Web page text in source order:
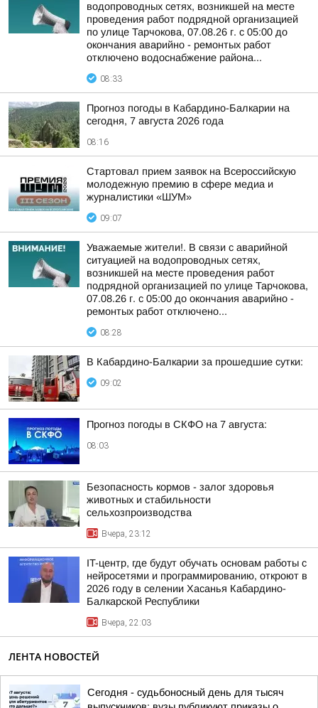
водопроводных сетях, возникшей на месте
проведения работ подрядной организацией
по улице Тарчокова, 07.08.26 г. с 05:00 до
окончания аварийно - ремонтых работ
отключено водоснабжение района...
08:33
Прогноз погоды в Кабардино-Балкарии на
сегодня, 7 августа 2026 года
08:16
Стартовал прием заявок на Всероссийскую
молодежную премию в сфере медиа и
журналистики «ШУМ»
09:07
Уважаемые жители!. В связи с аварийной
ситуацией на водопроводных сетях,
возникшей на месте проведения работ
подрядной организацией по улице Тарчокова,
07.08.26 г. с 05:00 до окончания аварийно -
ремонтых работ отключено...
08:28
В Кабардино-Балкарии за прошедшие сутки:
09:02
Прогноз погоды в СКФО на 7 августа:
08:03
Безопасность кормов - залог здоровья
животных и стабильности
сельхозпроизводства
Вчера, 23:12
IT-центр, где будут обучать основам работы с
нейросетями и программированию, откроют в
2026 году в селении Хасанья Кабардино-
Балкарской Республики
Вчера, 22:03
ЛЕНТА НОВОСТЕЙ
Сегодня - судьбоносный день для тысяч